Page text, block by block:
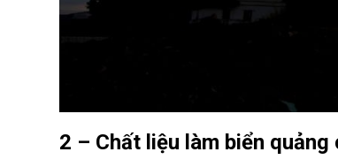
2 – Chất liệu làm biển